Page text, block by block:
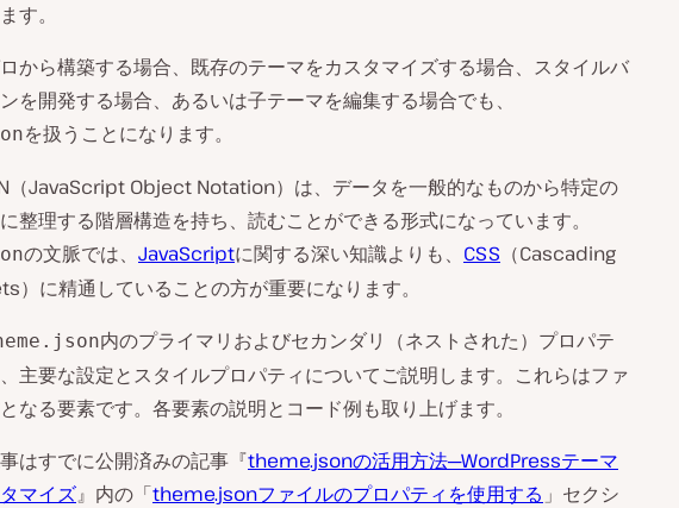
す。
から構築する場合、既存のテーマをカスタマイズする場合、スタイルバ
を開発する場合、あるいは子テーマを編集する場合でも、
を扱うことになります。
（JavaScript Object Notation）は、データを一般的なものから特定の
整理する階層構造を持ち、読むことができる形式になっています。
の文脈では、 JavaScriptに関する深い知識よりも、 CSS （Cascading
）に精通していることの方が重要になります。
内のプライマリおよびセカンダリ（ネストされた）プロパテ
主要な設定とスタイルプロパティについてご説明します。これらはファ
なる要素です。各要素の説明とコード例も取り上げます。
はすでに公開済みの記事『theme.jsonの活用方法─WordPressテーマ
マイズ』内の「theme.jsonファイルのプロパティを使用する 」セクシ